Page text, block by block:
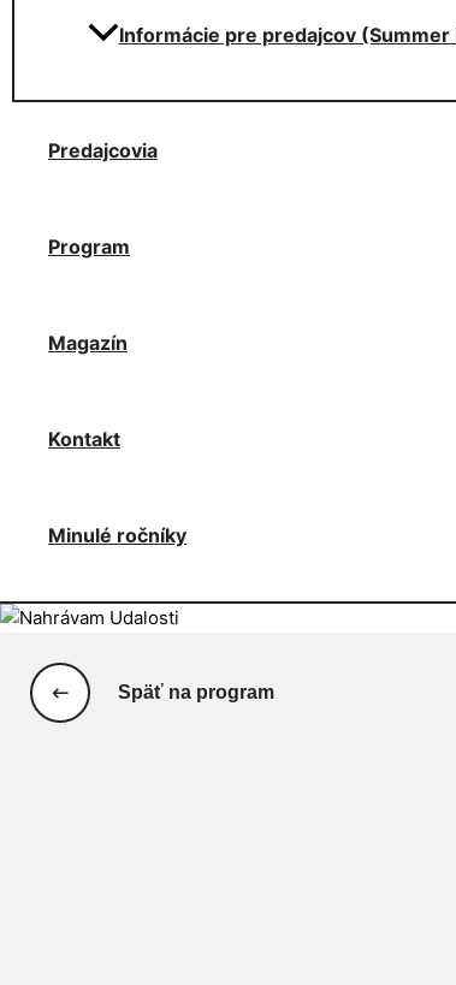
Informácie pre predajcov (Summer
Predajcovia
Program
Magazín
Kontakt
Minulé ročníky
Späť na program